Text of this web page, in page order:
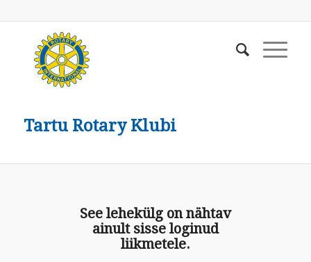
Tartu Rotary Klubi
See lehekülg on nähtav
ainult sisse loginud
liikmetele.